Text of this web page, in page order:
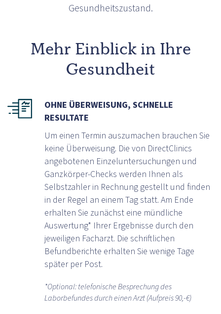
Gesundheitszustand.
Mehr Einblick in Ihre
Gesundheit
OHNE ÜBERWEISUNG, SCHNELLE
RESULTATE
Um einen Termin auszumachen brauchen Sie
keine Überweisung. Die von DirectClinics
angebotenen Einzeluntersuchungen und
Ganzkörper-Checks werden Ihnen als
Selbstzahler in Rechnung gestellt und finden
in der Regel an einem Tag statt. Am Ende
erhalten Sie zunächst eine mündliche
Auswertung* Ihrer Ergebnisse durch den
jeweiligen Facharzt. Die schriftlichen
Befundberichte erhalten Sie wenige Tage
später per Post.
*Optional: telefonische Besprechung des
Laborbefundes durch einen Arzt (Aufpreis 90,-€)